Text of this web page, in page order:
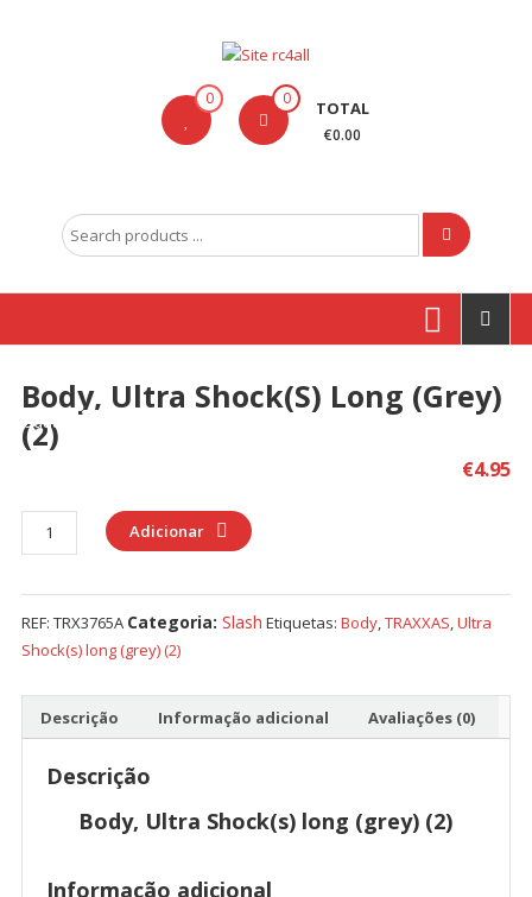
Produtos
Carson
outras
0 0 TOTAL
€0.00
Search
for:
Body, Ultra Shock(s) Long (grey)
(2)
€4.95
Quantidade
de
Shock(s)
long
Adicionar
REF: TRX3765A Categoria: Slash Etiquetas: Body,TRAXXAS,Ultra
Shock(s) long (grey) (2)
Descrição Informação adicional Avaliações (0)
Descrição
Body, Ultra Shock(s) long (grey) (2)
Informação adicional